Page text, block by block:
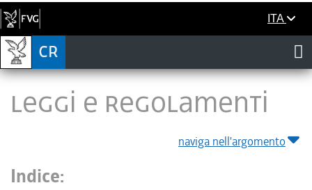
ITA
LEGGI E REGOLAMENTI
naviga nell'argomento
Indice: